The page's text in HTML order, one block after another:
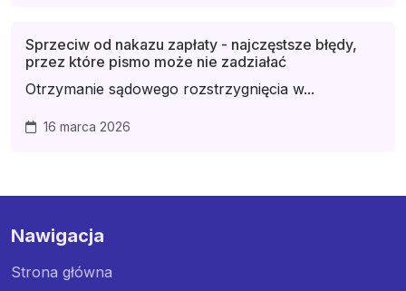
Sprzeciw od nakazu zapłaty - najczęstsze błędy,
przez które pismo może nie zadziałać
Otrzymanie sądowego rozstrzygnięcia w...
16 marca 2026
Nawigacja
Strona główna